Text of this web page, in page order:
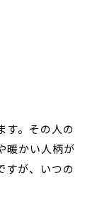
す。その人の
暖かい人柄が
すが、いつの